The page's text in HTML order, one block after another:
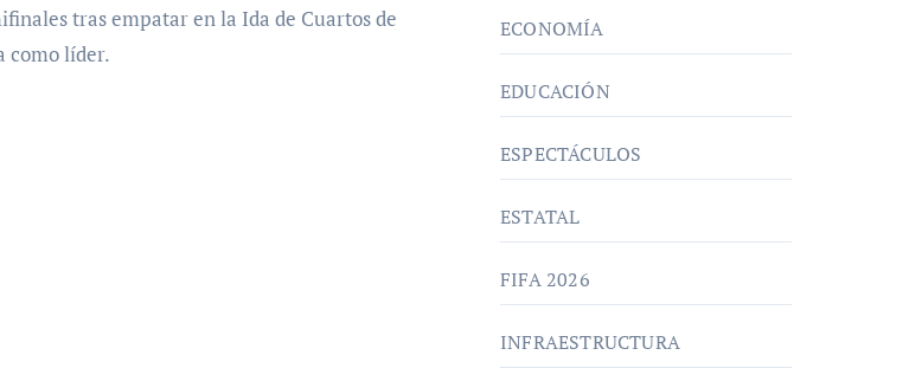
tras empatar en la Ida de Cuartos de
como líder.
ECONOMÍA
EDUCACIÓN
ESPECTÁCULOS
ESTATAL
FIFA 2026
INFRAESTRUCTURA